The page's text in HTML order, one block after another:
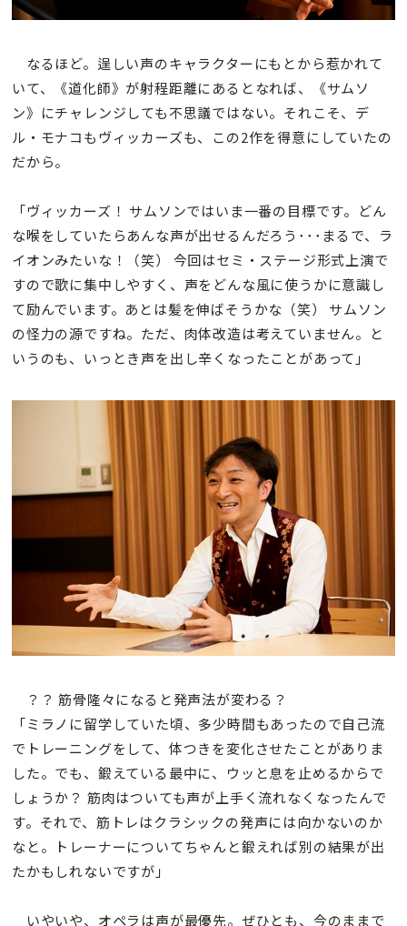
なるほど。逞しい声のキャラクターにもとから惹かれて
いて、《道化師》が射程距離にあるとなれば、《サムソ
ン》にチャレンジしても不思議ではない。それこそ、デ
ル・モナコもヴィッカーズも、この2作を得意にしていたの
だから。
「ヴィッカーズ！ サムソンではいま一番の目標です。どん
な喉をしていたらあんな声が出せるんだろう･･･まるで、ラ
イオンみたいな！（笑） 今回はセミ・ステージ形式上演で
すので歌に集中しやすく、声をどんな風に使うかに意識し
て励んでいます。あとは髪を伸ばそうかな（笑） サムソン
の怪力の源ですね。ただ、肉体改造は考えていません。と
いうのも、いっとき声を出し辛くなったことがあって」
？？ 筋骨隆々になると発声法が変わる？
「ミラノに留学していた頃、多少時間もあったので自己流
でトレーニングをして、体つきを変化させたことがありま
した。でも、鍛えている最中に、ウッと息を止めるからで
しょうか？ 筋肉はついても声が上手く流れなくなったんで
す。それで、筋トレはクラシックの発声には向かないのか
なと。トレーナーについてちゃんと鍛えれば別の結果が出
たかもしれないですが」
いやいや、オペラは声が最優先。ぜひとも、今のままで